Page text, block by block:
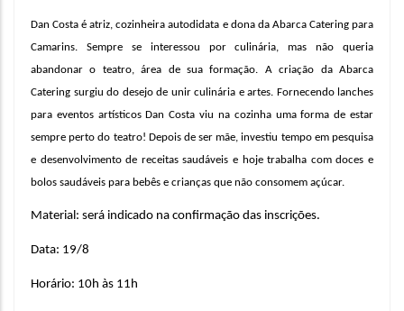
Dan Costa é atriz, cozinheira autodidata e dona da Abarca Catering para
Camarins. Sempre se interessou por culinária, mas não queria
abandonar o teatro, área de sua formação. A criação da Abarca
Catering surgiu do desejo de unir culinária e artes. Fornecendo lanches
para eventos artísticos Dan Costa viu na cozinha uma forma de estar
sempre perto do teatro! Depois de ser mãe, investiu tempo em pesquisa
e desenvolvimento de receitas saudáveis e hoje trabalha com doces e
bolos saudáveis para bebês e crianças que não consomem açúcar.
Material: será indicado na confirmação das inscrições.
Data: 19/8
Horário: 10h às 11h